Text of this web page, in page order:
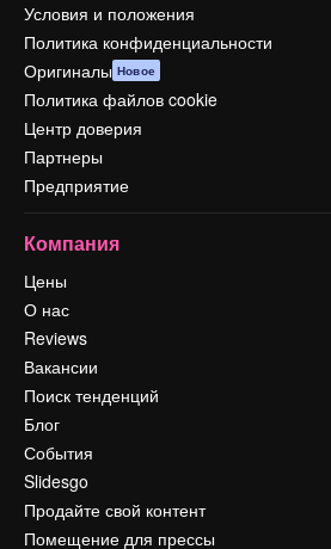
Условия и положения
Политика конфиденциальности
Оригиналы Новое
Политика файлов cookie
Центр доверия
Партнеры
Предприятие
Компания
Цены
О нас
Reviews
Вакансии
Поиск тенденций
Блог
События
Slidesgo
Продайте свой контент
Помещение для прессы